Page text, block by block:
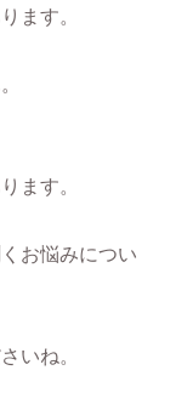
ます。
ます。
お悩みについ
いね。